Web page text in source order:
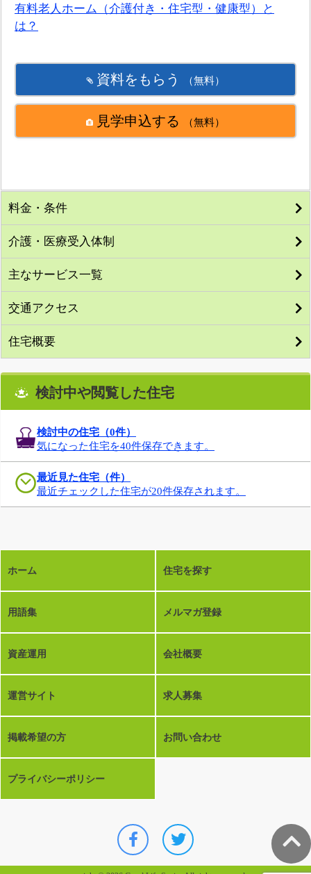
有料老人ホーム（介護付き・住宅型・健康型）と
は？
資料をもらう （無料）
見学申込する （無料）
料金・条件
介護・医療受入体制
主なサービス一覧
交通アクセス
住宅概要
検討中や閲覧した住宅
検討中の住宅（0件）
気になった住宅を40件保存できます。
最近見た住宅（件）
最近チェックした住宅が20件保存されます。
ホーム 住宅を探す
用語集 メルマガ登録
資産運用 会社概要
運営サイト 求人募集
掲載希望の方 お問い合わせ
プライバシーポリシー